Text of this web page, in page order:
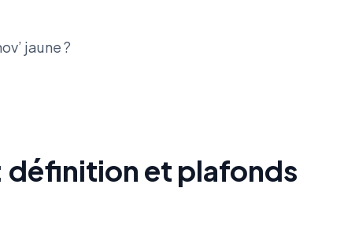
jaune ?
définition et plafonds